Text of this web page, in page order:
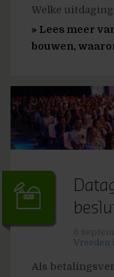
Welke
» Lees meer
bouwen,
Vreeden
Als